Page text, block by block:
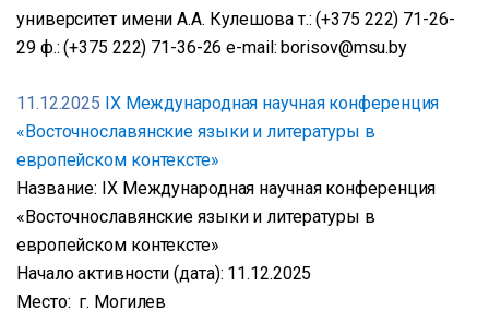
университет имени А.А. Кулешова т.: (+375 222) 71-26-
29 ф.: (+375 222) 71-36-26 e-mail: borisov@msu.by
11.12.2025 IX Международная научная конференция
«Восточнославянские языки и литературы в
европейском контексте»
Название: IX Международная научная конференция
«Восточнославянские языки и литературы в
европейском контексте»
Начало активности (дата): 11.12.2025
Место: г. Могилев